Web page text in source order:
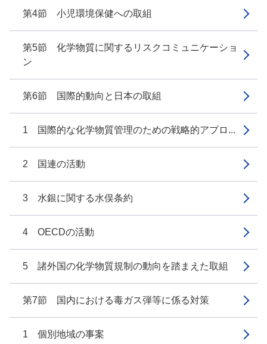
第4節 小児環境保健への取組
第5節 化学物質に関するリスクコミュニケーショ
ン
第6節 国際的動向と日本の取組
1 国際的な化学物質管理のための戦略的アプロ...
2 国連の活動
3 水銀に関する水俣条約
4 OECDの活動
5 諸外国の化学物質規制の動向を踏まえた取組
第7節 国内における毒ガス弾等に係る対策
1 個別地域の事案